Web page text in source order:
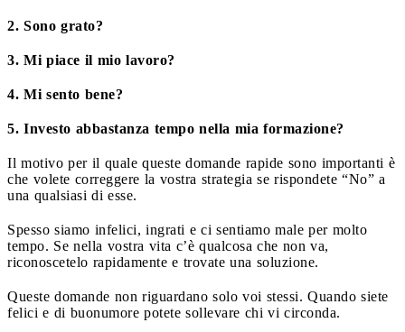
2. Sono grato?
3. Mi piace il mio lavoro?
4. Mi sento bene?
5. Investo abbastanza tempo nella mia formazione?
Il motivo per il quale queste domande rapide sono importanti è
che volete correggere la vostra strategia se rispondete “No” a
una qualsiasi di esse.
Spesso siamo infelici, ingrati e ci sentiamo male per molto
tempo. Se nella vostra vita c’è qualcosa che non va,
riconoscetelo rapidamente e trovate una soluzione.
Queste domande non riguardano solo voi stessi. Quando siete
felici e di buonumore potete sollevare chi vi circonda.